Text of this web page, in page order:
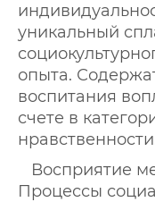
уникальный
опыта.
воспитания
счете в
Восприятие
Процессы